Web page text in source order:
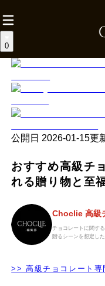
0
公開日 2026-01-15更
おすすめ高級チ
れる贈り物と至
Choclie 高級
チョコレートに関す
贈るシーンを想定し
>> 高級チョコレート